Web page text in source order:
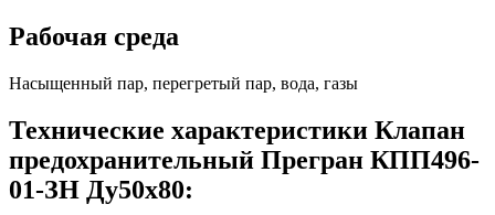
Рабочая среда
Насыщенный пар, перегретый пар, вода, газы
Технические характеристики Клапан
предохранительный Прегран КПП496-
01-ЗН Ду50х80: